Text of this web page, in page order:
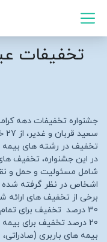
تخفیفات
جشنواره تخفیفات دهه
تخفیف در رشته های بیمه
در این جشنواره، تخفیف
شامل مسئولیت و حمل و
اشخاص در نظر گرفته
برخی از تخفیف های ارائه
30 درصد تخفیف برای تمام رشته های مهندسی
20 درصد تخفیف برای
بیمه های باربری